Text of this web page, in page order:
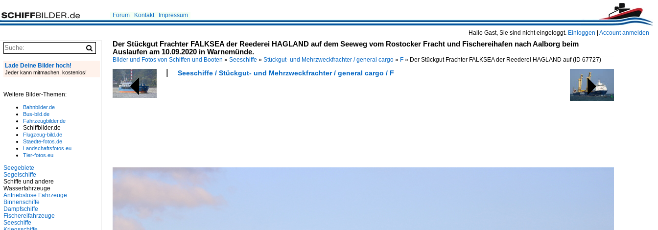
Hallo Gast, Sie sind nicht eingeloggt. Einloggen Account anmelden
Forum Kontakt Impressum
Der Stückgut Frachter FALKSEA der Reederei HAGLAND auf dem Seeweg vom Rostocker Fracht und Fischereihafen nach Aalborg beim
Auslaufen am 10.09.2020 in Warnemünde.
Bilder und Fotos von Schiffen und Booten » Seeschiffe » Stückgut- und Mehrzweckfrachter / general cargo » F » Der Stückgut Frachter FALKSEA der Reederei HAGLAND auf(ID 67727)
Seeschiffe / Stückgut- und Mehrzweckfrachter / general cargo / F
Lade Deine Bilder hoch!
Jeder kann mitmachen, kostenlos!
Weitere Bilder-Themen:
Bahnbilder.de
Bus-bild.de
Fahrzeugbilder.de
Schiffbilder.de
Flugzeug-bild.de
Staedte-fotos.de
Landschaftsfotos.eu
Tier-fotos.eu
Seegebiete
Segelschiffe
Schiffe und andere
Wasserfahrzeuge
Antriebslose Fahrzeuge
Binnenschiffe
Dampfschiffe
Fischereifahrzeuge
Seeschiffe